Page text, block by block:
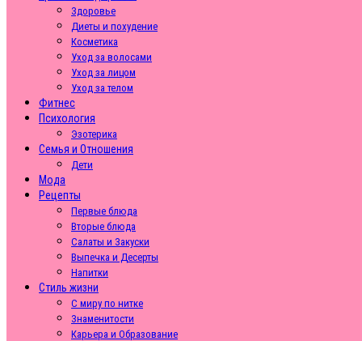
Здоровье
Диеты и похудение
Косметика
Уход за волосами
Уход за лицом
Уход за телом
Фитнес
Психология
Эзотерика
Семья и Отношения
Дети
Мода
Рецепты
Первые блюда
Вторые блюда
Салаты и Закуски
Выпечка и Десерты
Напитки
Стиль жизни
С миру по нитке
Знаменитости
Карьера и Образование